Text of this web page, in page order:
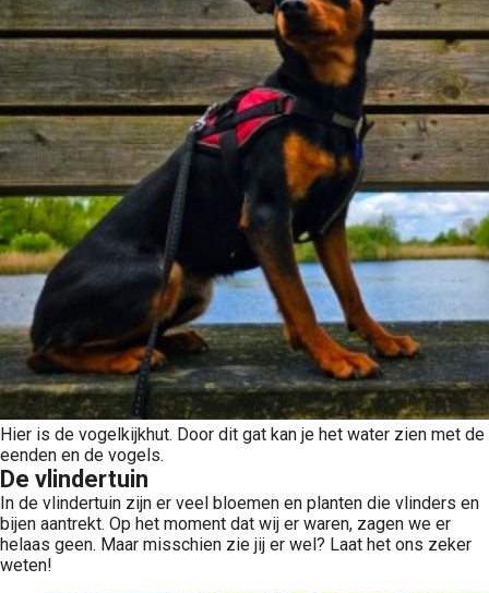
Hier is de vogelkijkhut. Door dit gat kan je het water zien met de
eenden en de vogels.
De vlindertuin
In de vlindertuin zijn er veel bloemen en planten die vlinders en
bijen aantrekt. Op het moment dat wij er waren, zagen we er
helaas geen. Maar misschien zie jij er wel? Laat het ons zeker
weten!